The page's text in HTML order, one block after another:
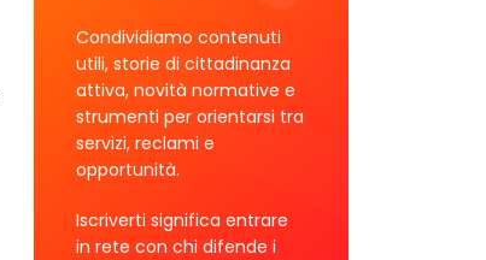
Condividiamo contenuti
utili, storie di cittadinanza
attiva, novità normative e
strumenti per orientarsi tra
servizi, reclami e
opportunità.
Iscriverti significa entrare
in rete con chi difende i